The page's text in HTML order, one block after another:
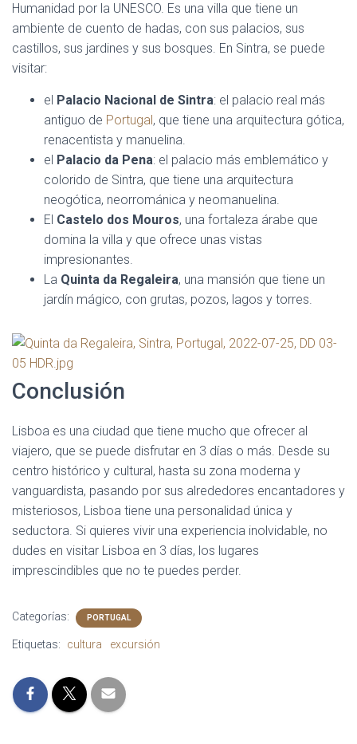
Humanidad por la UNESCO. Es una villa que tiene un
ambiente de cuento de hadas, con sus palacios, sus
castillos, sus jardines y sus bosques. En Sintra, se puede
visitar:
el Palacio Nacional de Sintra: el palacio real más
antiguo de Portugal, que tiene una arquitectura gótica,
renacentista y manuelina.
el Palacio da Pena: el palacio más emblemático y
colorido de Sintra, que tiene una arquitectura
neogótica, neorrománica y neomanuelina.
El Castelo dos Mouros, una fortaleza árabe que
domina la villa y que ofrece unas vistas
impresionantes.
La Quinta da Regaleira, una mansión que tiene un
jardín mágico, con grutas, pozos, lagos y torres.
Conclusión
Lisboa es una ciudad que tiene mucho que ofrecer al
viajero, que se puede disfrutar en 3 días o más. Desde su
centro histórico y cultural, hasta su zona moderna y
vanguardista, pasando por sus alrededores encantadores y
misteriosos, Lisboa tiene una personalidad única y
seductora. Si quieres vivir una experiencia inolvidable, no
dudes en visitar Lisboa en 3 días, los lugares
imprescindibles que no te puedes perder.
Categorías: PORTUGAL
Etiquetas: cultura excursión